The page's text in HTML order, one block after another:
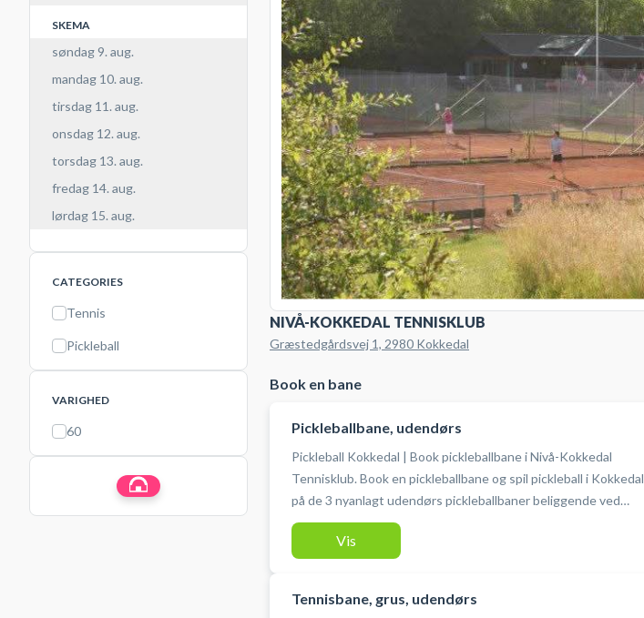
SKEMA
søndag 9. aug.
mandag 10. aug.
tirsdag 11. aug.
onsdag 12. aug.
torsdag 13. aug.
fredag 14. aug.
lørdag 15. aug.
CATEGORIES
Tennis
Pickleball
VARIGHED
60
NIVÅ-KOKKEDAL TENNISKLUB
Græstedgårdsvej 1, 2980 Kokkedal
Book en bane
Pickleballbane, udendørs
Pickleball Kokkedal | Book pickleballbane i Nivå-Kokkedal
Tennisklub. Book en pickleballbane og spil pickleball i Kokkedal
på de 3 nyanlagt udendørs pickleballbaner beliggende ved
tennisklubben mellem Nivå og Kokkedal.
Vis
Tennisbane, grus, udendørs